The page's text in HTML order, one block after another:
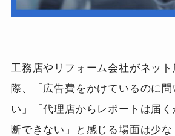
工務店やリフォーム会社がネッ
際、「広告費をかけているのに
い」「代理店からレポートは届く
断できない」と感じる場面は少